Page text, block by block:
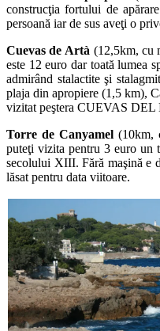
construcţia fortului de
persoană iar de sus aveţi o
Cuevas de Artà (12,5km, cu
este 12 euro dar toată lumea
admirând stalactite şi
plaja din apropiere (1,5 km),
vizitat peştera CUEVAS
Torre de Canyamel(10km,
puteţi vizita pentru 3 euro un
secolului XIII. Fără maşină e
lăsat pentru data viitoare.